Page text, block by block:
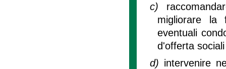
c)
migliorare la
eventuali
d'offerta
d) intervenire